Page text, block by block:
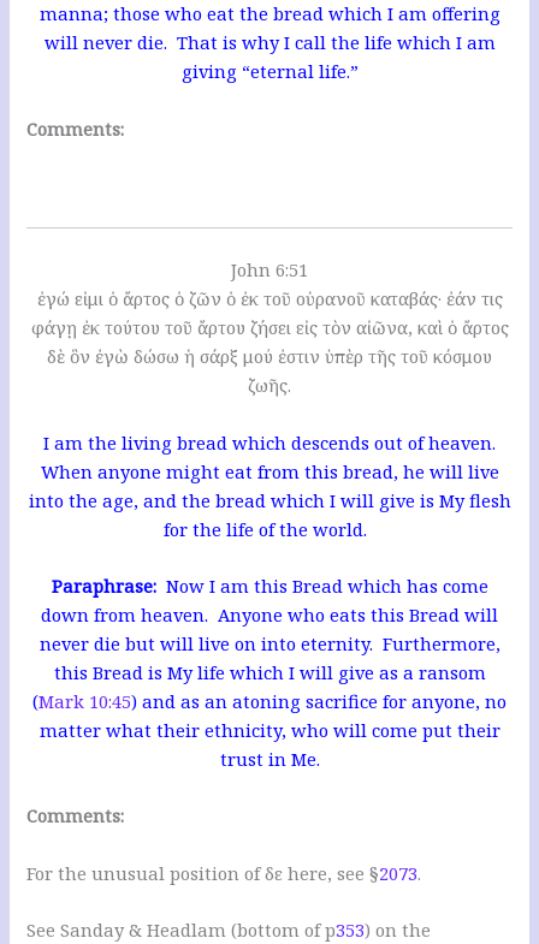
manna; those who eat the bread which I am offering
will never die. That is why I call the life which I am
giving “eternal life.”
Comments:
John 6:51
ἐγώ εἰμι ὁ ἄρτος ὁ ζῶν ὁ ἐκ τοῦ οὐρανοῦ καταβάς· ἐάν τις
φάγῃ ἐκ τούτου τοῦ ἄρτου ζήσει εἰς τὸν αἰῶνα, καὶ ὁ ἄρτος
δὲ ὃν ἐγὼ δώσω ἡ σάρξ μού ἐστιν ὑπὲρ τῆς τοῦ κόσμου
ζωῆς.
I am the living bread which descends out of heaven.
When anyone might eat from this bread, he will live
into the age, and the bread which I will give is My flesh
for the life of the world.
Paraphrase: Now I am this Bread which has come
down from heaven. Anyone who eats this Bread will
never die but will live on into eternity. Furthermore,
this Bread is My life which I will give as a ransom
(Mark 10:45) and as an atoning sacrifice for anyone, no
matter what their ethnicity, who will come put their
trust in Me.
Comments:
For the unusual position of δε here, see §2073.
See Sanday & Headlam (bottom of p353) on the